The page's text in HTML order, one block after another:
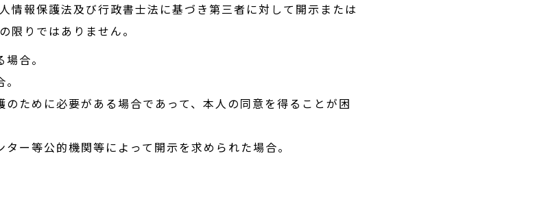
情報保護法及び行政書士法に基づき第三者に対して開示または
限りではありません。
合。
のために必要がある場合であって、本人の同意を得ることが困
ー等公的機関等によって開示を求められた場合。